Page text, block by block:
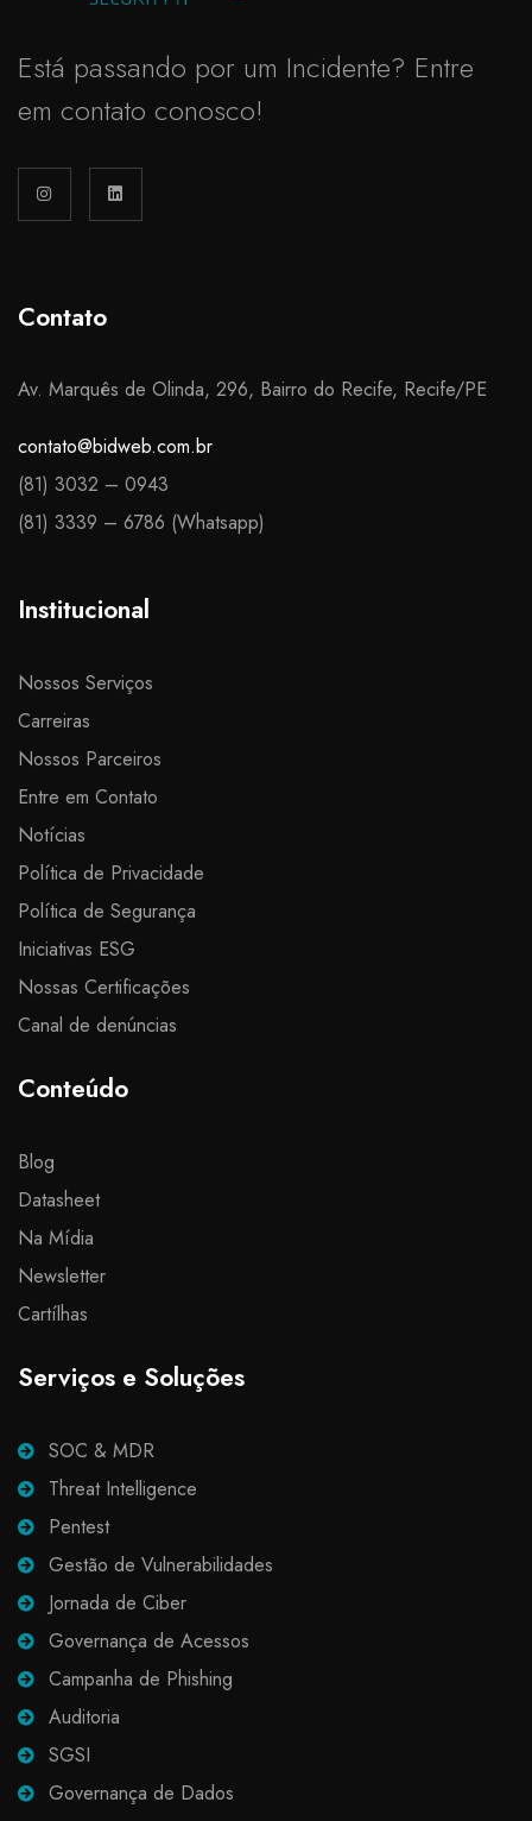
Está passando por um Incidente? Entre
em contato conosco!
Contato
Av. Marquês de Olinda, 296, Bairro do Recife, Recife/PE
contato@bidweb.com.br
(81) 3032 – 0943
(81) 3339 – 6786 (Whatsapp)​
Institucional
Nossos Serviços
Carreiras
Nossos Parceiros
Entre em Contato
Notícias
Política de Privacidade
Política de Segurança
Iniciativas ESG
Nossas Certificações
Canal de denúncias
Conteúdo
Blog
Datasheet
Na Mídia
Newsletter
Cartílhas
Serviços e Soluções
SOC & MDR
Threat Intelligence
Pentest
Gestão de Vulnerabilidades
Jornada de Ciber
Governança de Acessos
Campanha de Phishing
Auditoria
SGSI
Governança de Dados